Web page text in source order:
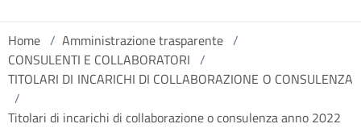
Home / Amministrazione trasparente /
CONSULENTI E COLLABORATORI /
TITOLARI DI INCARICHI DI COLLABORAZIONE O CONSULENZA
/
Titolari di incarichi di collaborazione o consulenza anno 2022